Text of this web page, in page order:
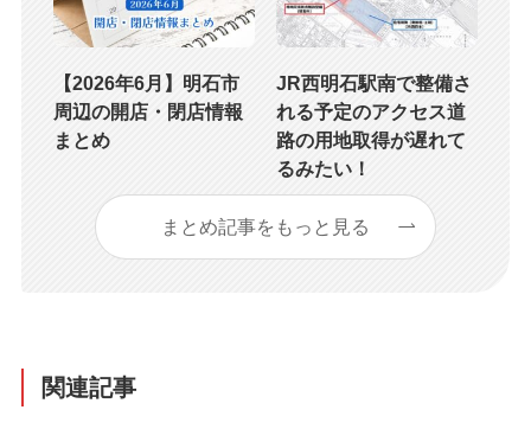
【2026年6月】明石市
周辺の開店・閉店情報
まとめ
JR西明石駅南で整備さ
れる予定のアクセス道
路の用地取得が遅れて
るみたい！
まとめ記事をもっと見る
関連記事